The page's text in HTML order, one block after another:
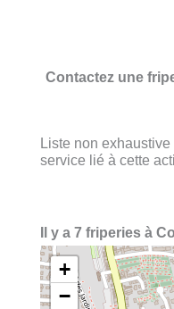
Contactez une
Liste non
service lié à cette
Il y a 7 friperies à
+
−